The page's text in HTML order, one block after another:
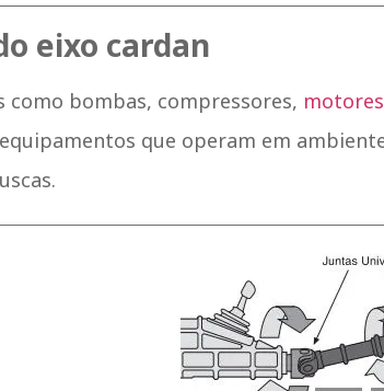
eixo cardan
como bombas, compressores, motores
que operam em